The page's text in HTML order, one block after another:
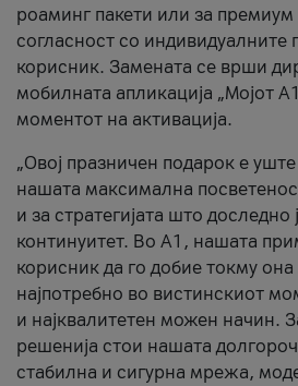
роаминг пакети или за премиум
согласност со индивидуалните
корисник. Замената се врши
мобилната апликација „Мојот
моментот на активација.
„Овој празничен подарок е
нашата максимална
и за стратегијата што доследно
континуитет. Во А1, нашата
корисник да го добие токму
најпотребно во вистинскиот
и најквалитетен можен начин.
решенија стои нашата
стабилна и сигурна мрежа,